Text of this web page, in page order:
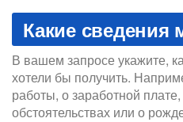
Какие сведения
В вашем запросе укажите,
хотели бы получить.
работы, о заработной
обстоятельствах или о